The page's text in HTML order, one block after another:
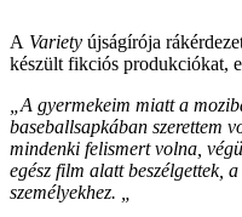
A Variety újságírója
készült fikciós produkciókat,
„A gyermekeim miatt a
baseballsapkában szerettem
mindenki felismert volna,
egész film alatt beszélgettek,
személyekhez. „